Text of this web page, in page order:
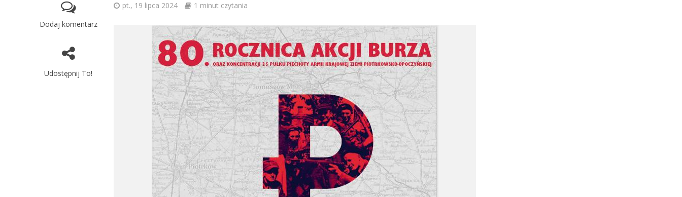
Dodaj komentarz
Udostępnij To!
pt., 19 lipca 2024 1 minut czytania